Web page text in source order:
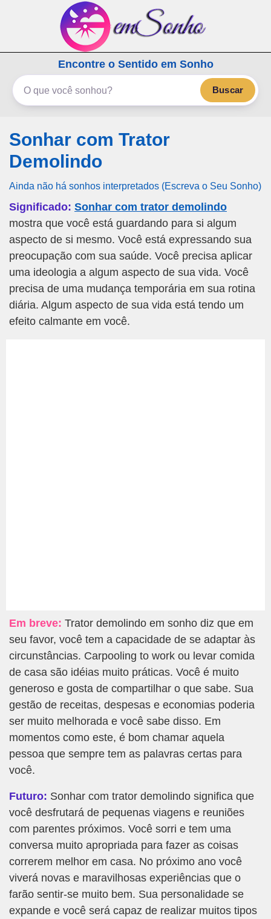
emSonho.com
Os sonhos significam mais
Encontre o Sentido em Sonho
Buscar
Sonhar com Trator
Demolindo
Ainda não há sonhos interpretados (Escreva o Seu Sonho)
Significado: Sonhar com trator demolindo
mostra que você está guardando para si algum
aspecto de si mesmo. Você está expressando sua
preocupação com sua saúde. Você precisa aplicar
uma ideologia a algum aspecto de sua vida. Você
precisa de uma mudança temporária em sua rotina
diária. Algum aspecto de sua vida está tendo um
efeito calmante em você.
Em breve: Trator demolindo em sonho diz que em
seu favor, você tem a capacidade de se adaptar às
circunstâncias. Carpooling to work ou levar comida
de casa são idéias muito práticas. Você é muito
generoso e gosta de compartilhar o que sabe. Sua
gestão de receitas, despesas e economias poderia
ser muito melhorada e você sabe disso. Em
momentos como este, é bom chamar aquela
pessoa que sempre tem as palavras certas para
você.
Futuro: Sonhar com trator demolindo significa que
você desfrutará de pequenas viagens e reuniões
com parentes próximos. Você sorri e tem uma
conversa muito apropriada para fazer as coisas
correrem melhor em casa. No próximo ano você
viverá novas e maravilhosas experiências que o
farão sentir-se muito bem. Sua personalidade se
expande e você será capaz de realizar muitos tipos